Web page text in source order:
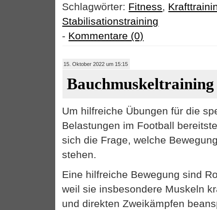
Schlagwörter: Fitness,
Stabilisationstraining
- Kommentare (0)
15. Oktober 2022 um 15:15
Um hilfreiche Übungen für die
Belastungen im Football
sich die Frage, welche
stehen.
Eine hilfreiche Bewegung sind
weil sie insbesondere Muskeln
und direkten Zweikämpfen